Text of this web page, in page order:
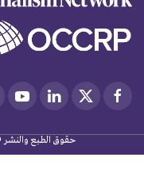
حقوق الطبع والنشر ©2026. سراج. جميع الحقوق